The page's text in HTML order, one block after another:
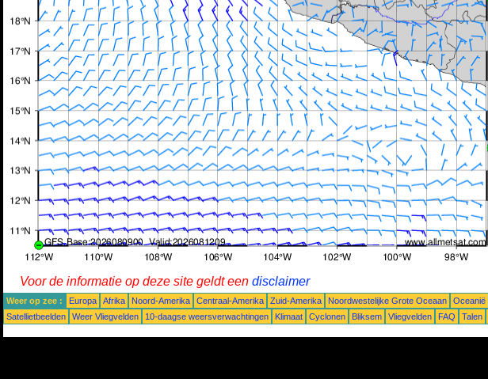
Voor de informatie op deze site geldt een disclaimer
Weer op zee : Europa Afrika Noord-Amerika Centraal-Amerika Zuid-Amerika Noordwestelijke Grote Oceaan Oceanië
Satellietbeelden
Weer Vliegvelden 10-daagse weersverwachtingen Klimaat Cyclonen Bliksem Vliegvelden FAQ Talen